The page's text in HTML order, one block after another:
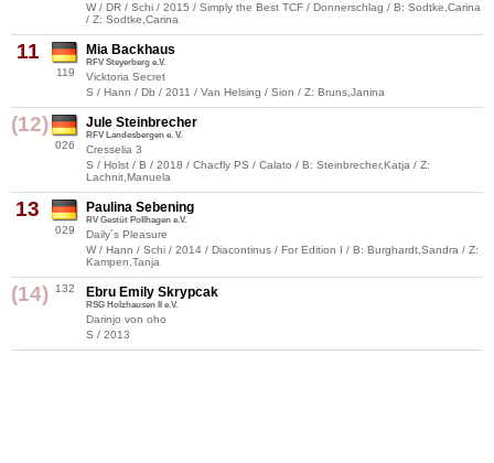
W / DR / Schi / 2015 / Simply the Best TCF / Donnerschlag / B: Sodtke,Carina
/ Z: Sodtke,Carina
11
119
Mia Backhaus
RFV Steyerberg e.V.
Vicktoria Secret
S / Hann / Db / 2011 / Van Helsing / Sion / Z: Bruns,Janina
(12)
026
Jule Steinbrecher
RFV Landesbergen e. V.
Cresselia 3
S / Holst / B / 2018 / Chacfly PS / Calato / B: Steinbrecher,Katja / Z:
Lachnit,Manuela
13
029
Paulina Sebening
RV Gestüt Pollhagen e.V.
Daily´s Pleasure
W / Hann / Schi / 2014 / Diacontinus / For Edition I / B: Burghardt,Sandra / Z:
Kampen,Tanja
(14) 132 Ebru Emily Skrypcak
RSG Holzhausen II e.V.
Darinjo von oho
S / 2013